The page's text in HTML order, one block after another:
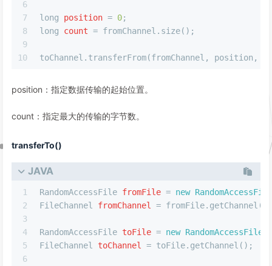
6
7
8
9
10
long position = 0;
long
count = fromChannel.size();
toChannel.transferFrom(fromChannel, position,
position：指定数据传输的起始位置。
count：指定最大的传输的字节数。
transferTo()
JAVA
1
2
3
4
5
6
RandomAccessFile fromFile = new RandomAccessFile
FileChannel
fromChannel = fromFile.getChannel();
RandomAccessFile toFile = new RandomAccessFile
FileChannel
toChannel = toFile.getChannel();